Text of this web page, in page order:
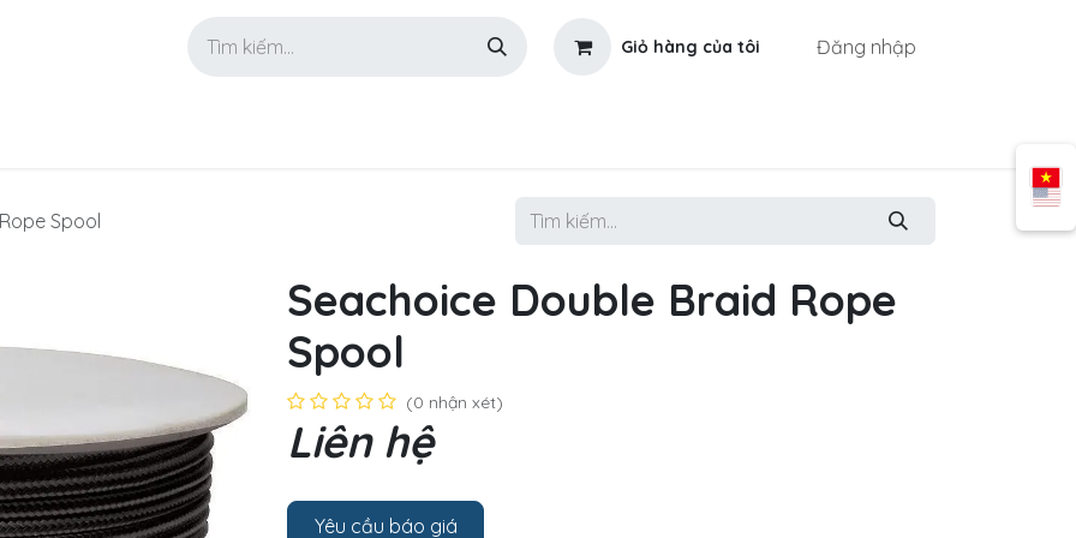
Giỏ hàng của tôi Đăng nhập
Spool
Seachoice Double Braid Rope
Spool
(0 nhận xét)
Liên hệ
Yêu cầu báo giá